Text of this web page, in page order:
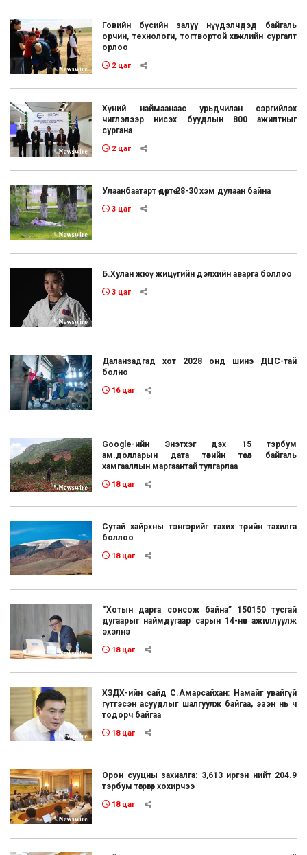
Говийн бүсийн залуу нүүдэлчдэд байгаль
орчин, технологи, тогтвортой хөгжлийн сургалт
орлоо
2 цаг
Хүний наймаанаас урьдчилан сэргийлэх
чиглэлээр нисэх буудлын 800 ажилтныг
сургана
2 цаг
Улаанбаатарт өдөртөө 28-30 хэм дулаан байна
3 цаг
Б.Хулан жюү жицүгийн дэлхийн аварга боллоо
3 цаг
Даланзадгад хот 2028 онд шинэ ДЦС-тай
болно
16 цаг
Google-ийн Энэтхэг дэх 15 тэрбум
ам.долларын дата төвийн төсөл байгаль
хамгааллын маргаантай тулгарлаа
18 цаг
Сутай хайрхны тэнгэрийг тахих төрийн тахилга
боллоо
18 цаг
“Хотын дарга сонсож байна” 150150 тусгай
дугаарыг наймдугаар сарын 14-нөөс ажиллуулж
эхэлнэ
18 цаг
ХЗДХ-ийн сайд С.Амарсайхан: Намайг увайгүй
гүтгэсэн асуудлыг шалгуулж байгаа, эзэн нь ч
тодорч байгаа
18 цаг
Орон сууцны захиалга: 3,613 иргэн нийт 204.9
тэрбум төгрөгөөр хохирчээ
18 цаг